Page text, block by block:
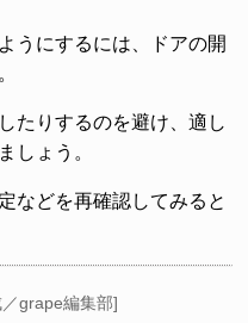
うにするには、ドアの開
たりするのを避け、適し
しょう。
などを再確認してみると
grape編集部]